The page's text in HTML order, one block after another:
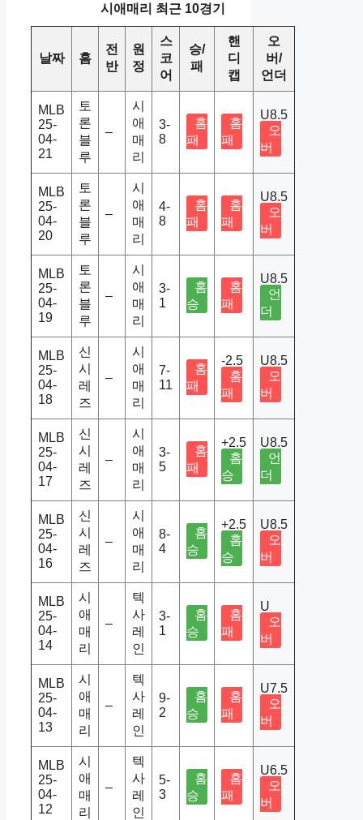
시애매리 최근 10경기
날짜 홈
전
반
원
정
스
코
어
승/
패
핸
디
캡
오
버/
언더
MLB
25-
04-
21
토
론
블
루
–
시
애
매
리
3-
8
홈
패
홈
패
U8.5
오
버
MLB
25-
04-
20
토
론
블
루
–
시
애
매
리
4-
8
홈
패
홈
패
U8.5
오
버
MLB
25-
04-
19
토
론
블
루
–
시
애
매
리
3-
1
홈
승
홈
패
U8.5
언
더
MLB
25-
04-
18
신
시
레
즈
–
시
애
매
리
7-
11
홈
패
-2.5
홈
패
U8.5
오
버
MLB
25-
04-
17
신
시
레
즈
–
시
애
매
리
3-
5
홈
패
+2.5
홈
승
U8.5
언
더
MLB
25-
04-
16
신
시
레
즈
–
시
애
매
리
8-
4
홈
승
+2.5
홈
승
U8.5
오
버
MLB
25-
04-
14
시
애
매
리
–
텍
사
레
인
3-
1
홈
승
홈
패
U
오
버
MLB
25-
04-
13
시
애
매
리
–
텍
사
레
인
9-
2
홈
승
홈
패
U7.5
오
버
MLB
25-
04-
12
시
애
매
리
–
텍
사
레
인
5-
3
홈
승
홈
패
U6.5
오
버